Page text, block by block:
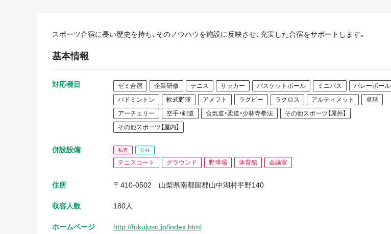
スポーツ合宿に長い歴史を持ち、そのノウハウを施設に反映させ、充実した合宿をサポートします。
基本情報
対応種目 ゼミ合宿 企業研修 テニス サッカー バスケットボール ミニバス
バレーボール
バドミントン
軟式野球 アメフト ラグビー ラクロス アルティメット
卓球
アーチェリー
空手・剣道 合気道・柔道・少林寺拳法
その他スポーツ【屋外】
その他スポーツ【屋内】
併設設備 私有 公共
テニスコート グラウンド 野球場 体育館 会議室
住所 〒410-0502 山梨県南都留郡山中湖村平野140
収容人数 180人
ホームページ http://fukujuso.jp/index.html